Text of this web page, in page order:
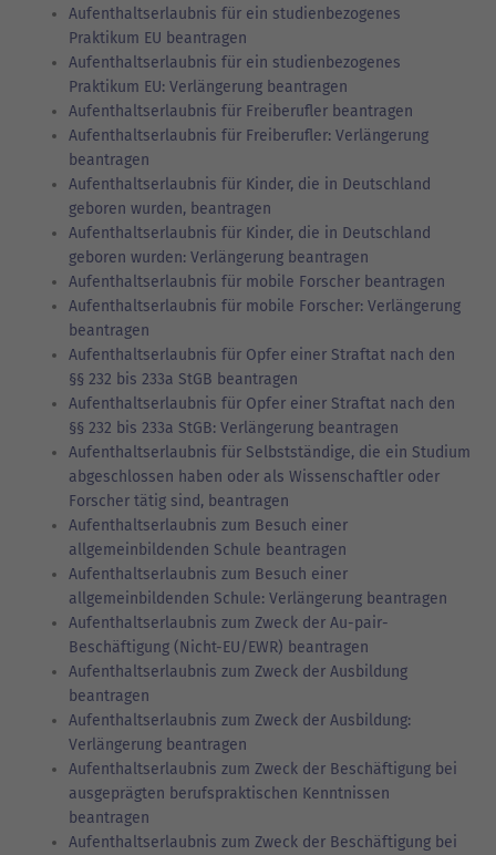
Aufenthaltserlaubnis für ein studienbezogenes
Praktikum EU beantragen
Aufenthaltserlaubnis für ein studienbezogenes
Praktikum EU: Verlängerung beantragen
Aufenthaltserlaubnis für Freiberufler beantragen
Aufenthaltserlaubnis für Freiberufler: Verlängerung
beantragen
Aufenthaltserlaubnis für Kinder, die in Deutschland
geboren wurden, beantragen
Aufenthaltserlaubnis für Kinder, die in Deutschland
geboren wurden: Verlängerung beantragen
Aufenthaltserlaubnis für mobile Forscher beantragen
Aufenthaltserlaubnis für mobile Forscher: Verlängerung
beantragen
Aufenthaltserlaubnis für Opfer einer Straftat nach den
§§ 232 bis 233a StGB beantragen
Aufenthaltserlaubnis für Opfer einer Straftat nach den
§§ 232 bis 233a StGB: Verlängerung beantragen
Aufenthaltserlaubnis für Selbstständige, die ein Studium
abgeschlossen haben oder als Wissenschaftler oder
Forscher tätig sind, beantragen
Aufenthaltserlaubnis zum Besuch einer
allgemeinbildenden Schule beantragen
Aufenthaltserlaubnis zum Besuch einer
allgemeinbildenden Schule: Verlängerung beantragen
Aufenthaltserlaubnis zum Zweck der Au-pair-
Beschäftigung (Nicht-EU/EWR) beantragen
Aufenthaltserlaubnis zum Zweck der Ausbildung
beantragen
Aufenthaltserlaubnis zum Zweck der Ausbildung:
Verlängerung beantragen
Aufenthaltserlaubnis zum Zweck der Beschäftigung bei
ausgeprägten berufspraktischen Kenntnissen
beantragen
Aufenthaltserlaubnis zum Zweck der Beschäftigung bei